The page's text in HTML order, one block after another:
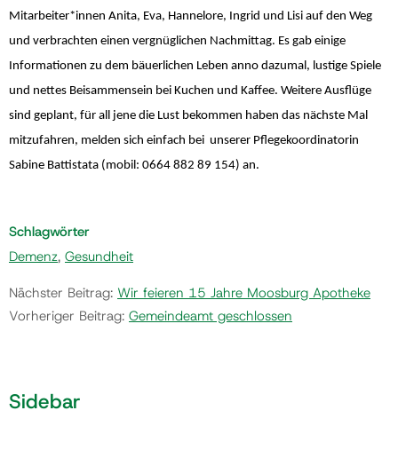
Mitarbeiter*innen Anita, Eva, Hannelore, Ingrid und Lisi auf den Weg
und verbrachten einen vergnüglichen Nachmittag. Es gab einige
Informationen zu dem bäuerlichen Leben anno dazumal, lustige Spiele
und nettes Beisammensein bei Kuchen und Kaffee. Weitere Ausflüge
sind geplant, für all jene die Lust bekommen haben das nächste Mal
mitzufahren, melden sich einfach bei unserer Pflegekoordinatorin
Sabine Battistata (mobil: 0664 882 89 154) an.
Schlagwörter
Demenz, Gesundheit
Nächster Beitrag: Wir feieren 15 Jahre Moosburg Apotheke
Vorheriger Beitrag: Gemeindeamt geschlossen
Sidebar